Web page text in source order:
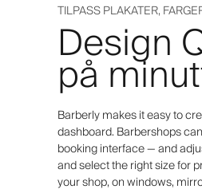
TILPASS PLAKATER,
Design
på
Barberly makes it easy to
dashboard. Barbershops
booking interface — and
and select the right size for
your shop, on windows,